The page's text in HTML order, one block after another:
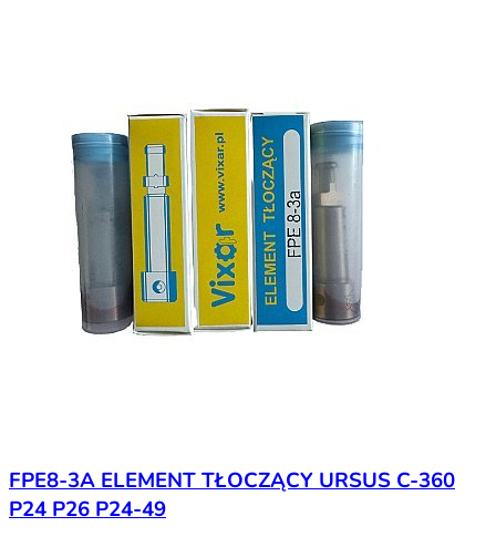
FPE8-3A ELEMENT TŁOCZĄCY URSUS C-360
P24 P26 P24-49